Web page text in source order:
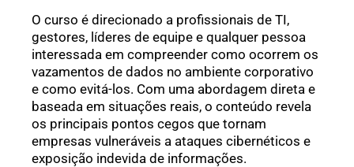
O curso é direcionado a profissionais de TI,
gestores, líderes de equipe e qualquer pessoa
interessada em compreender como ocorrem os
vazamentos de dados no ambiente corporativo
e como evitá-los. Com uma abordagem direta e
baseada em situações reais, o conteúdo revela
os principais pontos cegos que tornam
empresas vulneráveis a ataques cibernéticos e
exposição indevida de informações.